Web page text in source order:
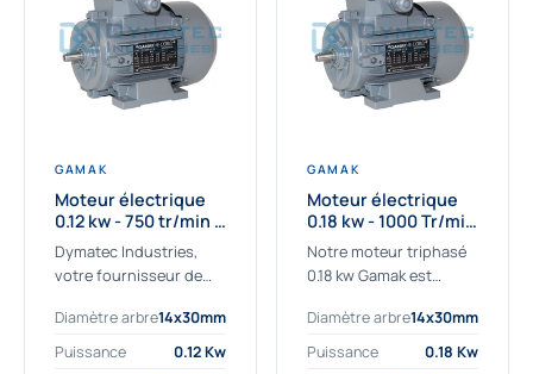
GAMAK
Moteur électrique
0.12 kw - 750 tr/min -
230/400V - IE2
Dymatec Industries,
votre fournisseur de
kw. Dymatec Industries
vous propose le moteur
Diamètre arbre14x30mm
Puissance
0.12 Kw
GAMAK
Moteur électrique
0.18 kw - 1000 Tr/min
- 230/400V - IE2
Notre moteur triphasé
0.18 kw Gamak est
aux applications
sévères. Nous
Diamètre arbre14x30mm
Puissance
0.18 Kw